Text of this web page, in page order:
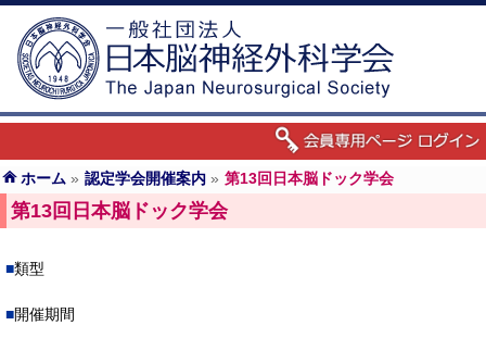
ホーム » 認定学会開催案内 » 第13回日本脳ドック学会
第13回日本脳ドック学会
類型
開催期間